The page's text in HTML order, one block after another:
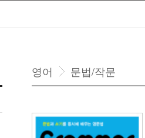
영어 문법/작문